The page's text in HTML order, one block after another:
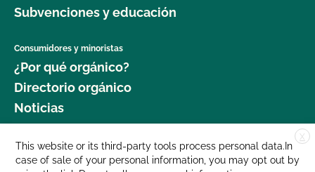
Subvenciones y educación
Consumidores y minoristas
¿Por qué orgánico?
Directorio orgánico
Noticias
Donar
Carreras profesionales
X
This website or its third-party tools process personal data.In
case of sale of your personal information, you may opt out by